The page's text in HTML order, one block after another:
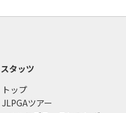
スタッツ
トップ
JLPGAツアー